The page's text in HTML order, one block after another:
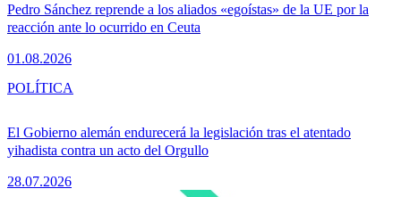
Pedro Sánchez reprende a los aliados «egoístas» de la UE por la
reacción ante lo ocurrido en Ceuta
01.08.2026
El Gobierno alemán endurecerá la legislación tras el atentado
yihadista contra un acto del Orgullo
28.07.2026
POLÍTICA